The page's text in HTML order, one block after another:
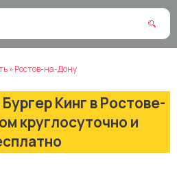
»Ростов-на-Дону
Кинг в Ростове-
круглосуточно и